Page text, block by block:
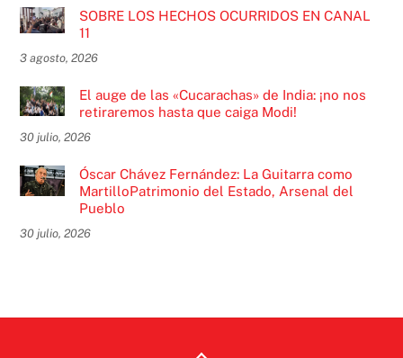
SOBRE LOS HECHOS OCURRIDOS EN CANAL
11
3 agosto, 2026
El auge de las «Cucarachas» de India: ¡no nos
retiraremos hasta que caiga Modi!
30 julio, 2026
Óscar Chávez Fernández: La Guitarra como
MartilloPatrimonio del Estado, Arsenal del
Pueblo
30 julio, 2026